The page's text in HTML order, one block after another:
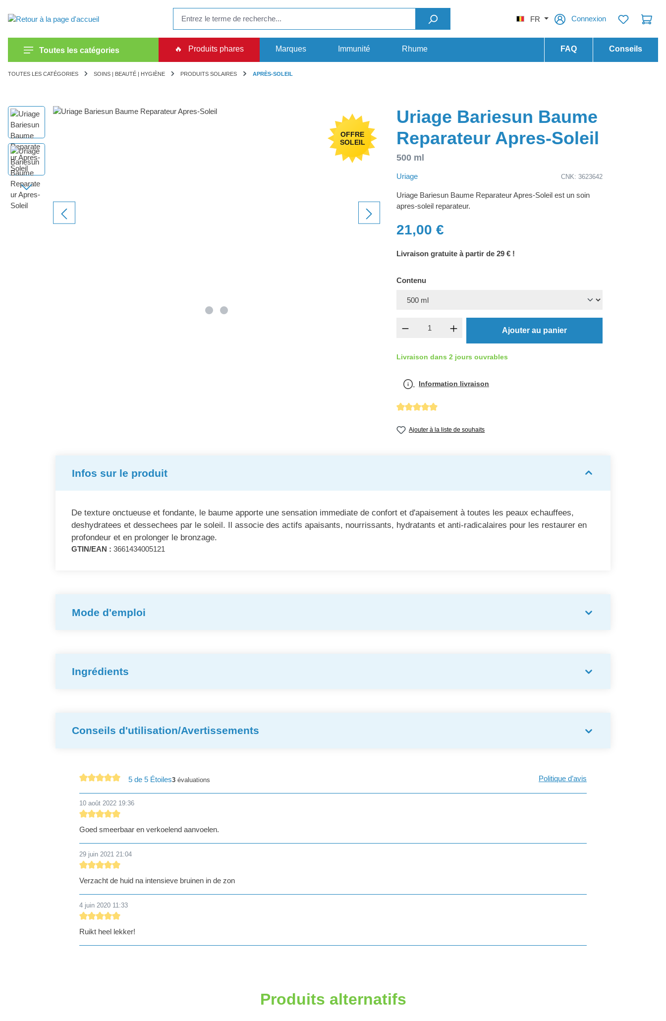
FR
Connexion
Toutes les catégories 🔥 Produits phares Marques Immunité Rhume FAQ Conseils
TOUTES LES CATÉGORIES SOINS | BEAUTÉ | HYGIÈNE PRODUITS SOLAIRES APRÈS-SOLEIL
OFFRE
SOLEIL
Ignorer la galerie d'images
Uriage Bariesun Baume
Reparateur Apres-Soleil
500 ml
Uriage CNK: 3623642
Uriage Bariesun Baume Reparateur Apres-Soleil est un soin
apres-soleil reparateur.
21,00 €
Livraison gratuite à partir de 29 € !
Contenu
Quantité de produit : Entrez la quantité souhaitée
Ajouter au panier
Livraison dans 2 jours ouvrables
Information livraison
Ajouter à la liste de souhaits
Infos sur le produit
De texture onctueuse et fondante, le baume apporte une sensation immediate de confort et d'apaisement à toutes les peaux echauffees,
deshydratees et dessechees par le soleil. Il associe des actifs apaisants, nourrissants, hydratants et anti-radicalaires pour les restaurer en
profondeur et en prolonger le bronzage.
GTIN/EAN : 3661434005121
Mode d'emploi
Ingrédients
Conseils d'utilisation/Avertissements
5 de 5 Étoiles3évaluations Politique d’avis
10 août 2022 19:36
Goed smeerbaar en verkoelend aanvoelen.
29 juin 2021 21:04
Verzacht de huid na intensieve bruinen in de zon
4 juin 2020 11:33
Ruikt heel lekker!
Produits alternatifs